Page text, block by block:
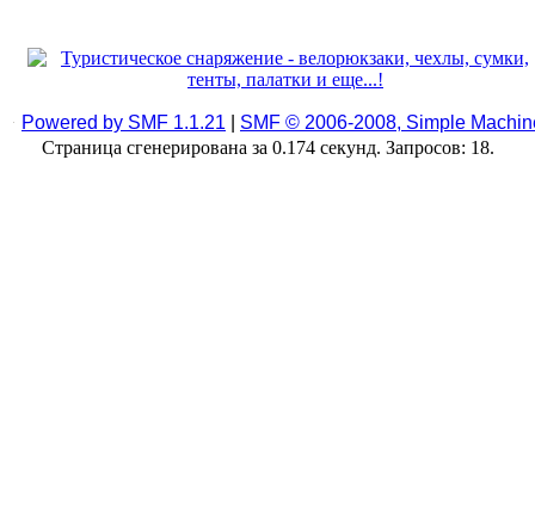
Powered by SMF 1.1.21
SMF © 2006-2008, Simple
Страница сгенерирована за 0.174 секунд. Запросов: 18.